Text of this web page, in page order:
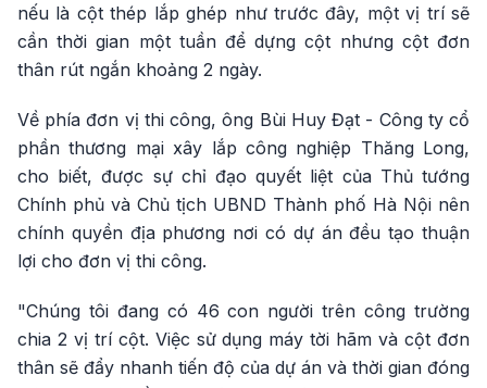
nếu là cột thép lắp ghép như trước đây, một vị trí sẽ
cần thời gian một tuần để dựng cột nhưng cột đơn
thân rút ngắn khoảng 2 ngày.
Về phía đơn vị thi công, ông Bùi Huy Đạt - Công ty cổ
phần thương mại xây lắp công nghiệp Thăng Long,
cho biết, được sự chỉ đạo quyết liệt của Thủ tướng
Chính phủ và Chủ tịch UBND Thành phố Hà Nội nên
chính quyền địa phương nơi có dự án đều tạo thuận
lợi cho đơn vị thi công.
"Chúng tôi đang có 46 con người trên công trường
chia 2 vị trí cột. Việc sử dụng máy tời hãm và cột đơn
thân sẽ đẩy nhanh tiến độ của dự án và thời gian đóng